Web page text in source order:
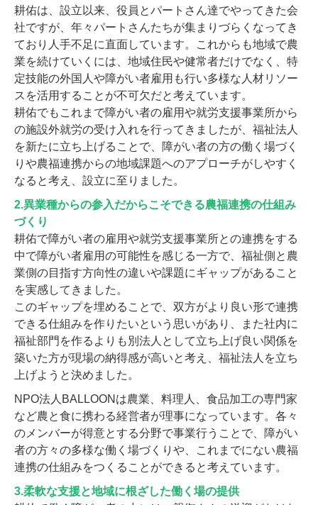
耕佑は、設立以来、役員とパートさん達でやってきた会
社ですが、年々パートさんたちが集まりづらくなってき
ており人手不足に直面しています。これからも地域で農
業を続けていくには、地域住民や健常者だけでなく、特
定技能の外国人や障がい者雇用も行い多様な人材リソー
スを活用することが不可欠だと考えています。
耕佑でもこれまで障がい者の雇用や就労支援事業所から
の施設外就労の受け入れを行ってきましたが、福祉法人
を新たに立ち上げることで、障がい者の方の働く場づく
りや農福連携からの地域課題へのアプローチがしやすく
なると考え、設立に至りました。
2.異業種からの参入だからこそできる農福連携の仕組み
づくり
耕佑で障がい者の雇用や就労支援事業所との連携をする
中で障がい者雇用の可能性を感じる一方で、福祉側と農
業側の目指す方向性の違いや課題にギャップがあること
を実感してきました。
このギャップを埋めることで、双方がより良い形で連携
できる仕組みを作りたいという思いがあり、また社内に
福祉部門を作るよりも別法人として立ち上げ良い関係を
築いた方が現場の納得感が高いと考え、福祉法人を立ち
上げようと決めました。
NPO法人BALLOONは農業、料理人、食品加工の専門家
など農と食に携わる経営者が理事になっています。各々
のメンバーが得意とする分野で事業行うことで、障がい
者の方々の多様な働く場づくりや、これまでにない農福
連携の仕組みをつくることができると考えています。
3.柔軟な支援と地域に根ざした働く場の提供